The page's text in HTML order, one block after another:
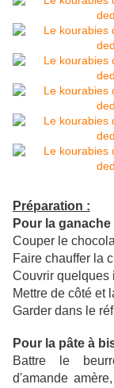
Préparation :
Pour la ganache
Couper le
Faire chauffer la
Couvrir quelques
Mettre de côté et
Garder dans le
Pour la pâte à
Battre le
d'amande